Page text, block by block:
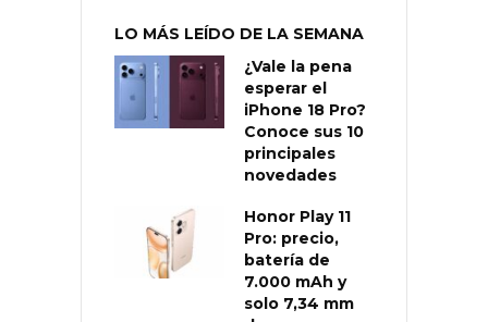
LO MÁS LEÍDO DE LA SEMANA
¿Vale la pena
esperar el
iPhone 18 Pro?
Conoce sus 10
principales
novedades
Honor Play 11
Pro: precio,
batería de
7.000 mAh y
solo 7,34 mm